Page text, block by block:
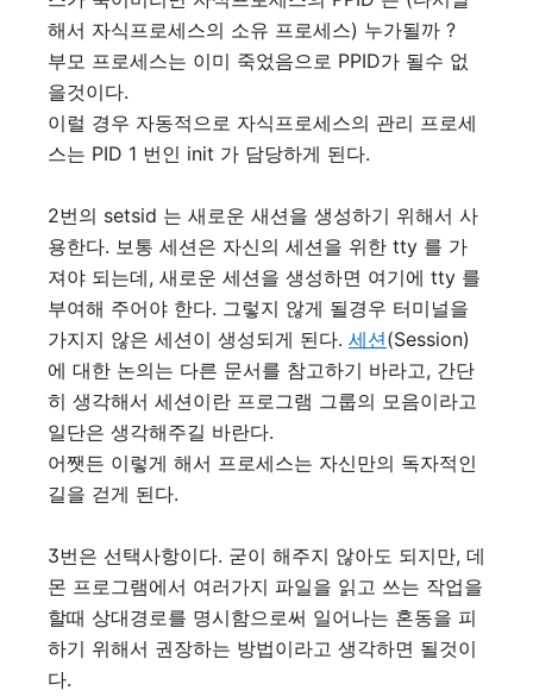
해서 자식프로세스의 소유 프로세스) 누가될까 ?
부모 프로세스는 이미 죽었음으로 PPID가 될수 없
을것이다.
이럴 경우 자동적으로 자식프로세스의 관리 프로세
스는 PID 1 번인 init 가 담당하게 된다.
2번의 setsid 는 새로운 새션을 생성하기 위해서 사
용한다. 보통 세션은 자신의 세션을 위한 tty 를 가
져야 되는데, 새로운 세션을 생성하면 여기에 tty 를
부여해 주어야 한다. 그렇지 않게 될경우 터미널을
가지지 않은 세션이 생성되게 된다. 세션(Session)
에 대한 논의는 다른 문서를 참고하기 바라고, 간단
히 생각해서 세션이란 프로그램 그룹의 모음이라고
일단은 생각해주길 바란다.
어쨋든 이렇게 해서 프로세스는 자신만의 독자적인
길을 걷게 된다.
3번은 선택사항이다. 굳이 해주지 않아도 되지만, 데
몬 프로그램에서 여러가지 파일을 읽고 쓰는 작업을
할때 상대경로를 명시함으로써 일어나는 혼동을 피
하기 위해서 권장하는 방법이라고 생각하면 될것이
다.